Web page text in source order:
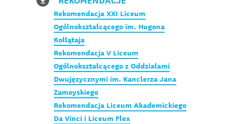
Rekomendacja XXI Liceum
Ogólnokształcącego im. Hugona
Kołłątaja
Rekomendacja V Liceum
Ogólnokształcącego z Oddziałami
Dwujęzycznymi im. Kanclerza Jana
Zamoyskiego
Rekomendacja Liceum Akademickiego
Da Vinci i Liceum Flex